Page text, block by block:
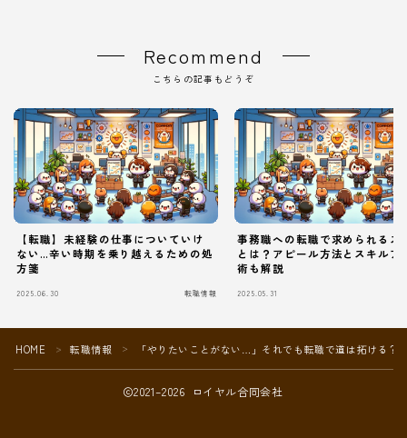
Follow Me
Recommend
こちらの記事もどうぞ
【転職】未経験の仕事についていけ
ない…辛い時期を乗り越えるための処
方箋
2025.06.30 転職情報
事務職への転職で求められるス
とは？アピール方法とスキルア
術も解説
2025.05.31
HOME ＞ 転職情報 ＞ 「やりたいことがない…」それでも転職で道は拓ける？
2021–2026 ロイヤル合同会社